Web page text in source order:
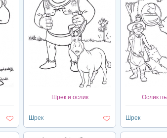
Шрек и ослик
Шрек
Ослик
Шрек